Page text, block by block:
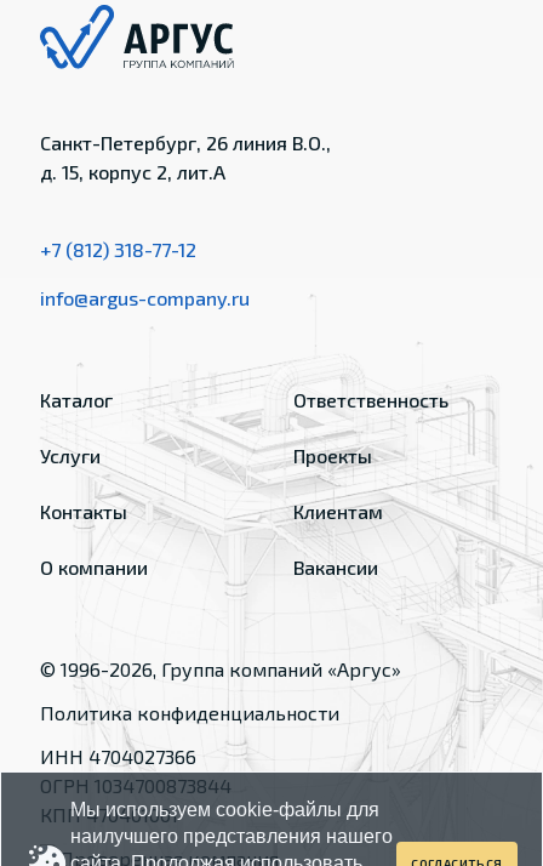
Санкт-Петербург, 26 линия В.О.,
д. 15, корпус 2, лит.А
+7 (812) 318-77-12
info@argus-company.ru
Каталог
Услуги
Контакты
О компании
Ответственность
Проекты
Клиентам
Вакансии
© 1996-2026, Группа компаний «Аргус»
Политика конфиденциальности
ИНН 4704027366
ОГРН 1034700873844
КПП 470401001
Мы используем cookie-файлы для
наилучшего представления нашего